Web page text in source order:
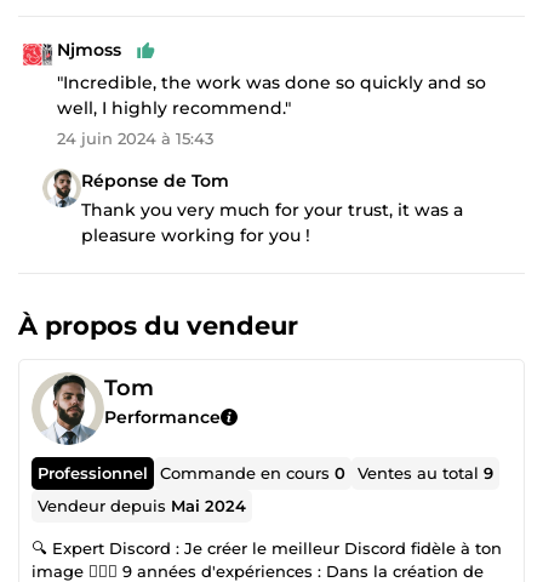
Njmoss
"Incredible, the work was done so quickly and so
well, I highly recommend."
24 juin 2024 à 15:43
Réponse de Tom
Thank you very much for your trust, it was a
pleasure working for you !
À propos du vendeur
Tom
Performance
Professionnel Commande en cours0 Ventes au total9
Vendeur depuis Mai 2024
🔍 Expert Discord : Je créer le meilleur Discord fidèle à ton
image 🧙🏽‍♂️ 9 années d'expériences : Dans la création de